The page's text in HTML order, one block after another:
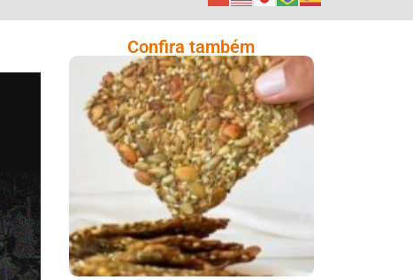
Confira também
Comer Bem: Cracker
De Sementes